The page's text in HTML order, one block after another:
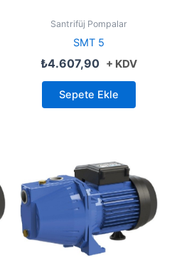
Santrifüj Pompalar
SMT 5
₺4.607,90 + KDV
Sepete Ekle